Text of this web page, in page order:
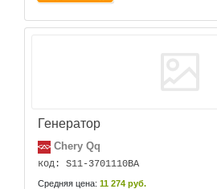
Генератор
Chery Qq
код: S11-3701110BA
Средняя цена: 11 274 руб.